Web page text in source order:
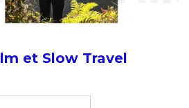
et Slow Travel